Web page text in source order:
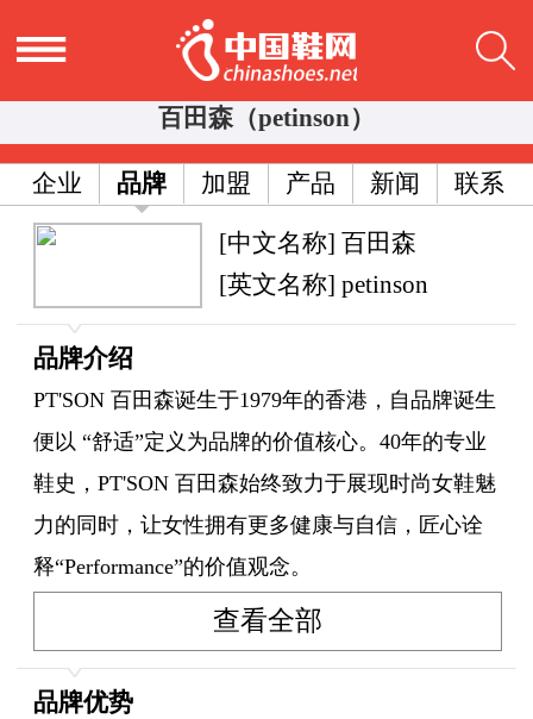
百田森（petinson）
企业 品牌 加盟 产品 新闻 联系
[中文名称] 百田森
[英文名称] petinson
品牌介绍
PT'SON 百田森诞生于1979年的香港，自品牌诞生
便以 “舒适”定义为品牌的价值核心。40年的专业
鞋史，PT'SON 百田森始终致力于展现时尚女鞋魅
力的同时，让女性拥有更多健康与自信，匠心诠
释“Performance”的价值观念。
查看全部
品牌优势